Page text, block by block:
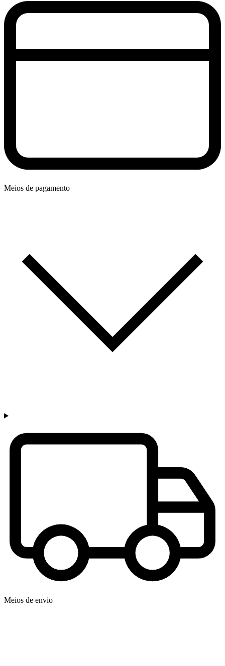
Meios de pagamento
Meios de envio